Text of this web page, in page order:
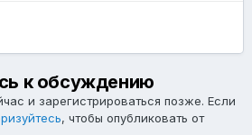
к обсуждению
и зарегистрироваться позже. Если
, чтобы опубликовать от